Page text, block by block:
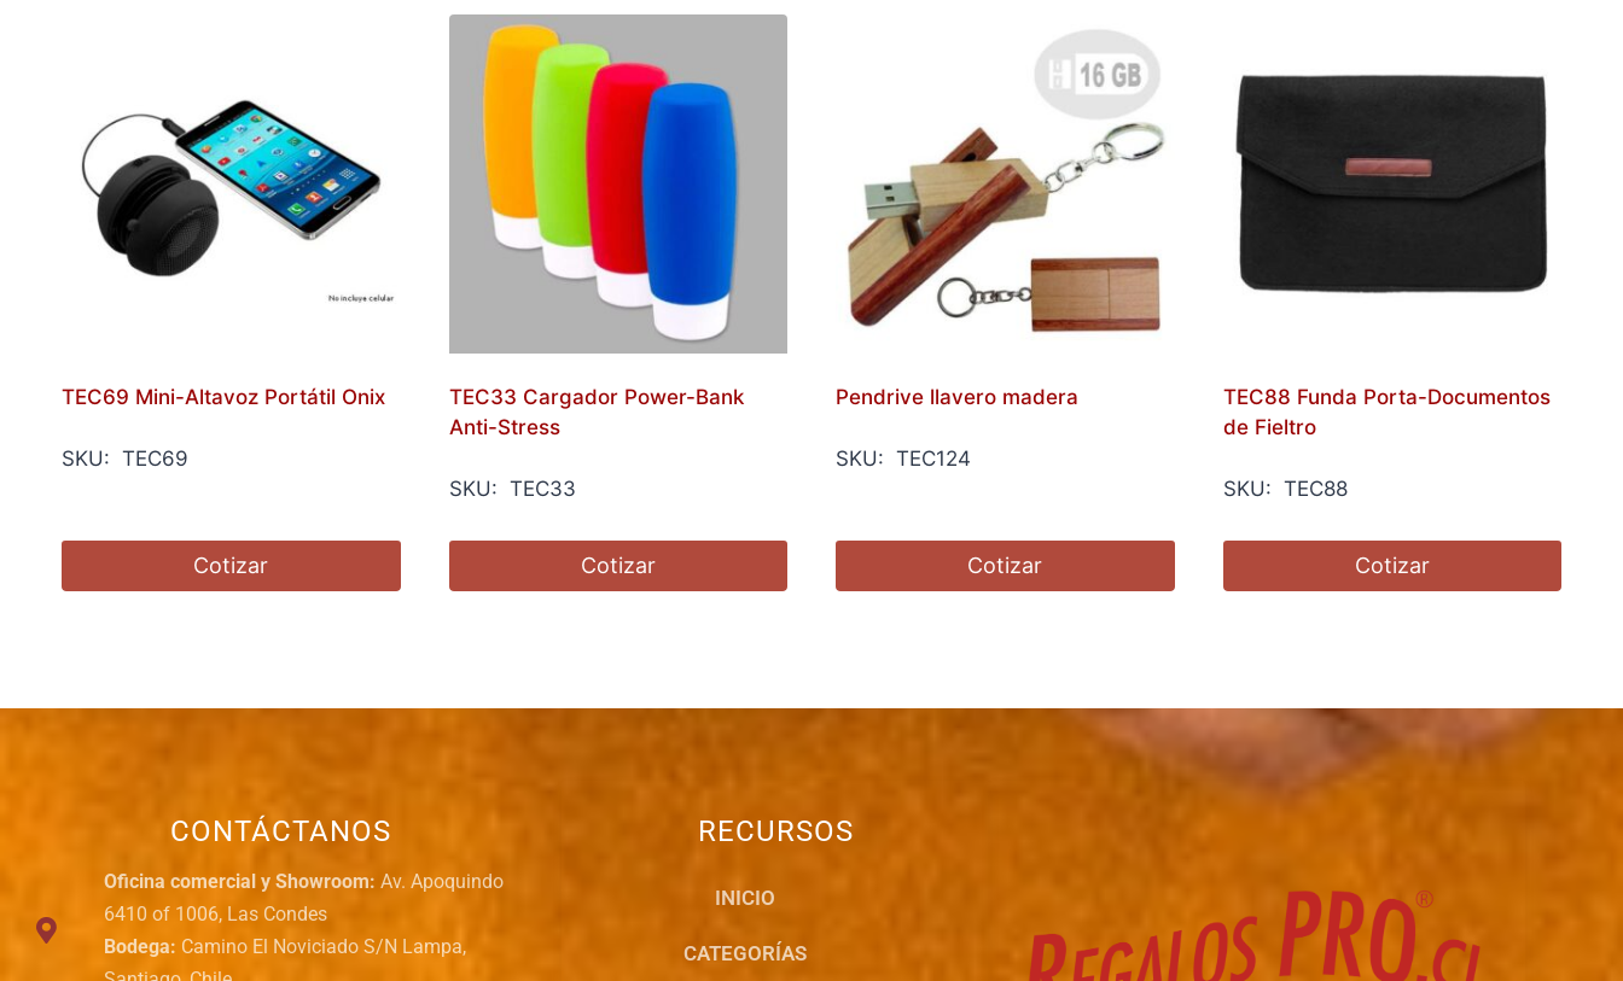
TEC69 Mini-Altavoz Portátil Onix
SKU: TEC69
Cotizar
TEC33 Cargador Power-Bank
Anti-Stress
SKU: TEC33
Cotizar
Pendrive llavero madera
SKU: TEC124
Cotizar
TEC88 Funda Porta-Documentos
de Fieltro
SKU: TEC88
Cotizar
CONTÁCTANOS
Oficina comercial y Showroom: Av. Apoquindo
6410 of 1006, Las Condes
Bodega: Camino El Noviciado S/N Lampa,
RECURSOS
INICIO
CATEGORÍAS